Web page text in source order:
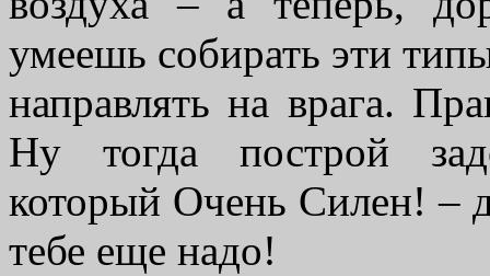
умеешь собирать эти
направлять на врага.
Ну тогда построй
который Очень Силен! –
тебе еще надо!